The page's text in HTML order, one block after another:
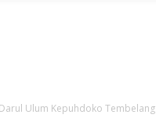
Ulum Kepuhdoko Tembelang